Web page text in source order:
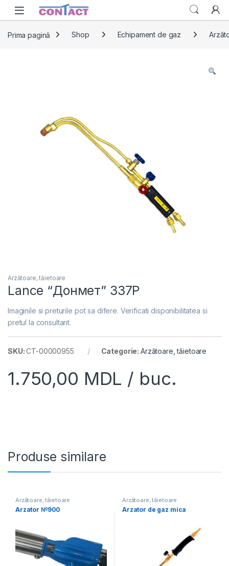
Skip to navigation
Skip to content
Prima pagină Shop Echipament de gaz
Arzătoare, tăietoare
Lance “Донмет” 337P
Imaginile si preturile pot sa difere. Verificati disponibilitatea si
pretul la consultant.
SKU:CT-00000955 Categorie: Arzătoare, tăietoare
1.750,00 MDL / buc.
Produse similare
Arzătoare, tăietoare
Arzator №900
Arzătoare, tăietoare
Arzator de gaz mica